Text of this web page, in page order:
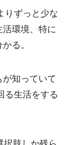
りずっと少な
環境、特に
る。
知っていて
る生活をする